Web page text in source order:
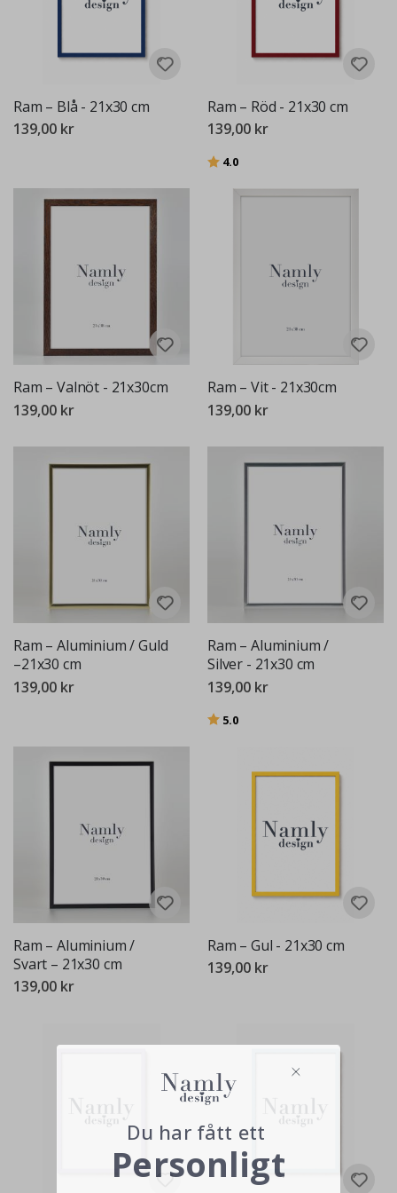
Ram – Blå - 21x30 cm
139,00 kr
Ram – Röd - 21x30 cm
139,00 kr
Betyg:
4.0
Ram – Valnöt - 21x30cm
139,00 kr
Ram – Vit - 21x30cm
139,00 kr
Ram – Aluminium / Guld
–21x30 cm
139,00 kr
Ram – Aluminium /
Silver - 21x30 cm
139,00 kr
Betyg:
5.0
Ram – Aluminium /
Svart – 21x30 cm
139,00 kr
Ram – Gul - 21x30 cm
139,00 kr
Du har fått ett
Personligt